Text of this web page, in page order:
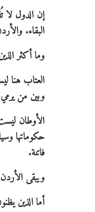
إن الدول لا
البقاء.
وما أكثر
العتاب هنا
وبين من
الأوطان
حكوماتها
فاتنة.
ويبقى
أما الذين